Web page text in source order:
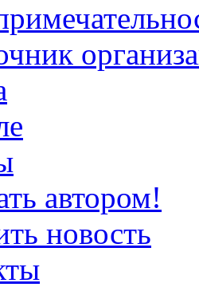
автором!
новость